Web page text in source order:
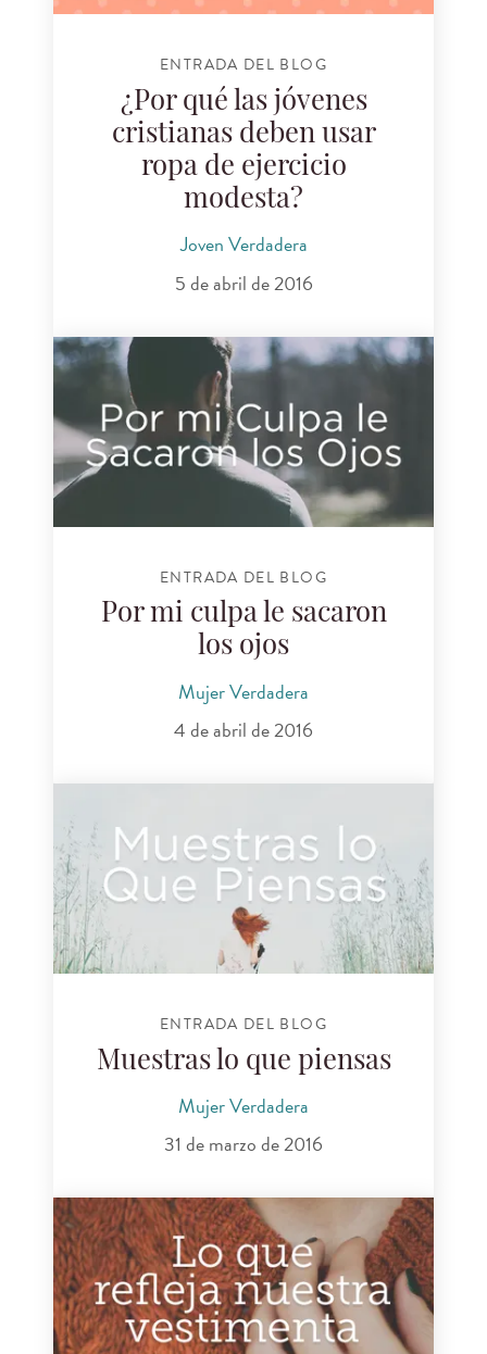
ENTRADA DEL BLOG
¿Por qué las jóvenes
cristianas deben usar
ropa de ejercicio
modesta?
Joven Verdadera
5 de abril de 2016
ENTRADA DEL BLOG
Por mi culpa le sacaron
los ojos
Mujer Verdadera
4 de abril de 2016
ENTRADA DEL BLOG
Muestras lo que piensas
Mujer Verdadera
31 de marzo de 2016